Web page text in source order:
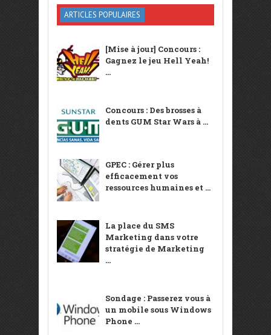
ARTICLES POPULAIRES
[Mise à jour] Concours :
Gagnez le jeu Hell Yeah!
...
Concours : Des brosses à
dents GUM Star Wars à ...
GPEC : Gérer plus
efficacement vos
ressources humaines et ...
La place du SMS
Marketing dans votre
stratégie de Marketing
...
Sondage : Passerez vous à
un mobile sous Windows
Phone ...